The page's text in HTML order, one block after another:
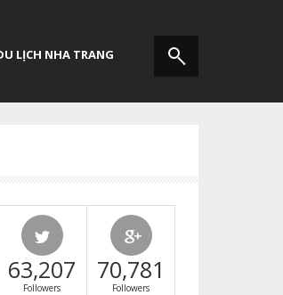
LỊCH NHA TRANG
63,207
Followers
70,781
Followers